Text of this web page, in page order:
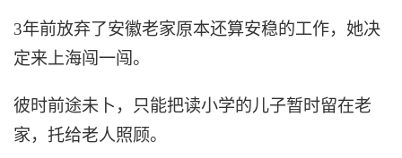
3年前放弃了安徽老家原本还算安稳的工作，她决
定来上海闯一闯。
彼时前途未卜，只能把读小学的儿子暂时留在老
家，托给老人照顾。